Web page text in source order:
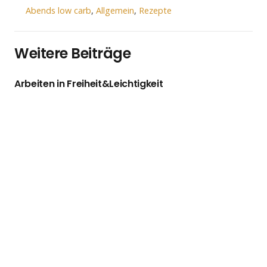
Abends low carb,Allgemein, Rezepte
Weitere Beiträge
Arbeiten in Freiheit&Leichtigkeit